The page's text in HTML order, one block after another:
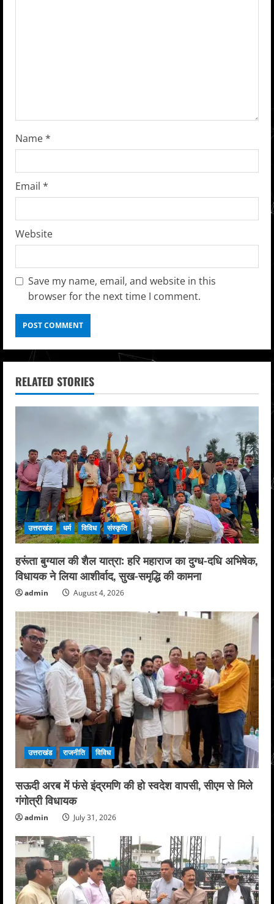
g
Name*
Email *
Website
Save my name, email, and website in this
browser for the next time I comment.
RELATED STORIES
उत्तराखंड धर्म विविध संस्कृति
हरूंता बुग्याल की शैल यात्रा: हरि महाराज का दुग्ध-दधि अभिषेक,
विधायक ने लिया आशीर्वाद, सुख-समृद्धि की कामना
admin August 4, 2026
उत्तराखंड राजनीति विविध
सऊदी अरब में फंसे इंद्रमणि की हो स्वदेश वापसी, सीएम से मिले
गंगोत्री विधायक
admin July 31, 2026